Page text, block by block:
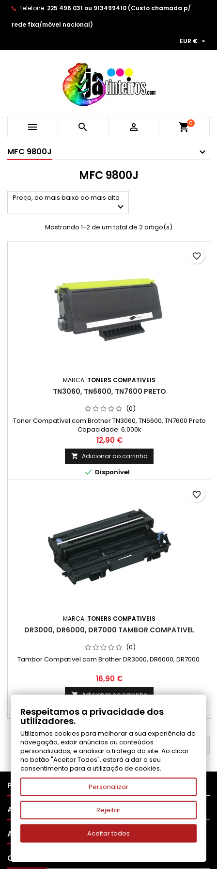
Telefone: 225 496 031 ou 913499410 (Custo chamada p/
rede fixa/móvel nacional)
EUR € 
   shopping_cart0
MFC 9800J
MFC 9800J
Preço, do mais baixo ao mais alto

Mostrando 1-2 de um total de 2 artigo(s)
MARCA: TONERS COMPATIVEIS
TN3060, TN6600, TN7600 PRETO
(0)
Toner Compatível com Brother TN3060, TN6600, TN7600 Preto
Capacidade: 6.000k
Preço
12,90 €
 Adicionar ao carrinho
 Disponível
favorite_border
MARCA: TONERS COMPATIVEIS
DR3000, DR6000, DR7000 TAMBOR COMPATIVEL
(0)
Tambor Compativel com Brother DR3000, DR6000, DR7000
Preço
16,90 €
 Adicionar ao carrinho
Disponível
favorite_border
VOLTAR AO TOPO
PRODUTOS
APOIO AO CLIENTE
A SUA CONTA
CONTATO 
As minhas listas de desejos ×
((modalTitle)) ×
((cancelText)) ((modalDeleteText))
Create wishlist ×
Wishlist name
Cancelar Create wishlist
Entrar ×
You need to be logged in to save products in your
wishlist.
Cancelar
Respeitamos a privacidade dos
utilizadores.
Utilizamos cookies para melhorar a sua experiência de
navegação, exibir anúncios ou conteúdos
personalizados, e analisar o tráfego do site. Ao clicar
no botão "Aceitar Todos", estará a dar o seu
consentimento para a utilização de cookies.
Personalizar
Rejeitar
Aceitar todos